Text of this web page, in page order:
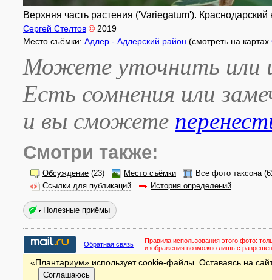
Верхняя часть растения ('Variegatum').
Сергей Стелтов © 2019
Место съёмки: Адлер - Адлерский район (смотреть на картах
Можете уточнить или
Есть сомнения или
и вы сможете
Смотри также:
Обсуждение (23) Место съёмки Все фото таксона
Ссылки для публикаций
История определений
Полезные приёмы
Обратная связь Правила использования этого фото:
изображения возможно лишь с
«Плантариум» использует cookie-файлы. Оставаясь на
Соглашаюсь